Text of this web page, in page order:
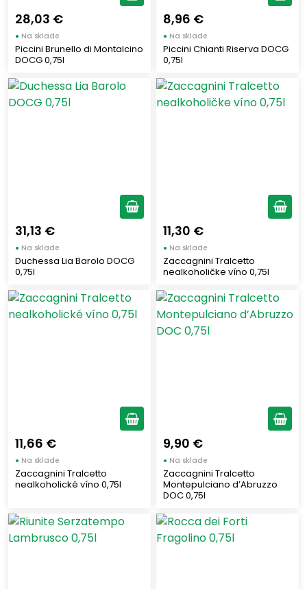
28,03 €
● Na sklade
Piccini Brunello di Montalcino
DOCG 0,75l
8,96 €
● Na sklade
Piccini Chianti Riserva DOCG
0,75l
31,13 €
● Na sklade
Duchessa Lia Barolo DOCG
0,75l
11,30 €
● Na sklade
Zaccagnini Tralcetto
nealkoholičke víno 0,75l
11,66 €
● Na sklade
Zaccagnini Tralcetto
nealkoholické víno 0,75l
9,90 €
● Na sklade
Zaccagnini Tralcetto
Montepulciano d’Abruzzo
DOC 0,75l